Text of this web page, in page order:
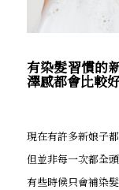
有染髮習慣的
澤感都會比較
現在有許多新娘子
但並非每一次都全
有些時候只會補染